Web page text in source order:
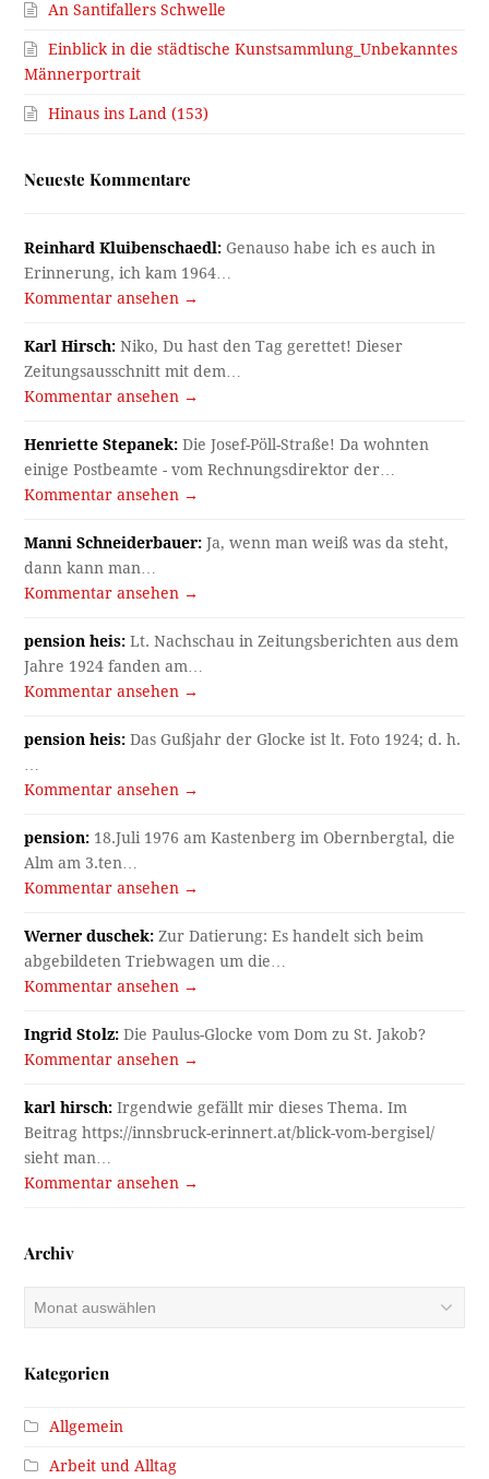
An Santifallers Schwelle
Einblick in die städtische Kunstsammlung_Unbekanntes
Männerportrait
Hinaus ins Land (153)
Neueste Kommentare
Reinhard Kluibenschaedl: Genauso habe ich es auch in
Erinnerung, ich kam 1964…
Kommentar ansehen →
Karl Hirsch: Niko, Du hast den Tag gerettet! Dieser
Zeitungsausschnitt mit dem…
Kommentar ansehen →
Henriette Stepanek: Die Josef-Pöll-Straße! Da wohnten
einige Postbeamte - vom Rechnungsdirektor der…
Kommentar ansehen →
Manni Schneiderbauer: Ja, wenn man weiß was da steht,
dann kann man…
Kommentar ansehen →
pension heis: Lt. Nachschau in Zeitungsberichten aus dem
Jahre 1924 fanden am…
Kommentar ansehen →
pension heis: Das Gußjahr der Glocke ist lt. Foto 1924; d. h.
…
Kommentar ansehen →
pension: 18.Juli 1976 am Kastenberg im Obernbergtal, die
Alm am 3.ten…
Kommentar ansehen →
Werner duschek: Zur Datierung: Es handelt sich beim
abgebildeten Triebwagen um die…
Kommentar ansehen →
Ingrid Stolz: Die Paulus-Glocke vom Dom zu St. Jakob?
Kommentar ansehen →
karl hirsch: Irgendwie gefällt mir dieses Thema. Im
Beitrag https://innsbruck-erinnert.at/blick-vom-bergisel/
sieht man…
Kommentar ansehen →
Archiv
Archiv
Kategorien
Allgemein
Arbeit und Alltag